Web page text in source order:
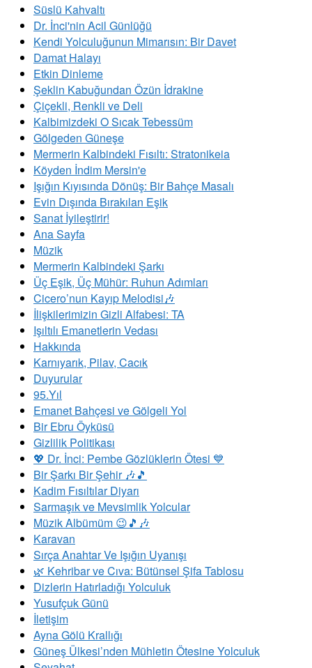
Süslü Kahvaltı
Dr. İnci'nin Acil Günlüğü
Kendi Yolculuğunun Mimarısın: Bir Davet
Damat Halayı
Etkin Dinleme
Şeklin Kabuğundan Özün İdrakine
Çiçekli, Renkli ve Deli
Kalbimizdeki O Sıcak Tebessüm
Gölgeden Güneşe
Mermerin Kalbindeki Fısıltı: Stratonikeia
Köyden İndim Mersin'e
Işığın Kıyısında Dönüş: Bir Bahçe Masalı
Evin Dışında Bırakılan Eşik
Sanat İyileştirir!
Ana Sayfa
Müzik
Mermerin Kalbindeki Şarkı
Üç Eşik, Üç Mühür: Ruhun Adımları
Cicero’nun Kayıp Melodisi🎶
İlişkilerimizin Gizli Alfabesi: TA
​Işıltılı Emanetlerin Vedası
Hakkında
Karnıyarık, Pilav, Cacık
Duyurular
95.Yıl
Emanet Bahçesi ve Gölgeli Yol
Bir Ebru Öyküsü
Gizlilik Politikası
💖 Dr. İnci: Pembe Gözlüklerin Ötesi 💙
Bir Şarkı Bir Şehir 🎶🎵
Kadim Fısıltılar Diyarı
Sarmaşık ve Mevsimlik Yolcular
Müzik Albümüm 😉🎵🎶
Karavan
Sırça Anahtar Ve Işığın Uyanışı
​🌿 Kehribar ve Cıva: Bütünsel Şifa Tablosu
Dizlerin Hatırladığı Yolculuk
Yusufçuk Günü
İletişim
Ayna Gölü Krallığı
Güneş Ülkesi’nden Mühletin Ötesine Yolculuk